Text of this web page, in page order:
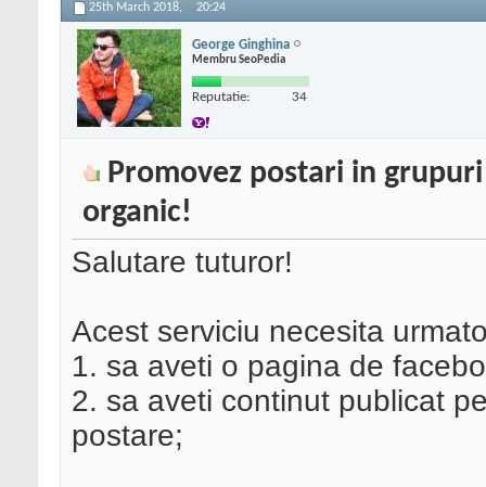
25th March 2018, 20:24
George Ginghina
Membru SeoPedia
Reputatie: 34
Promovez postari in
organic!
Salutare tuturor!
Acest serviciu necesita
1. sa aveti o pagina de
2. sa aveti continut publicat
postare;